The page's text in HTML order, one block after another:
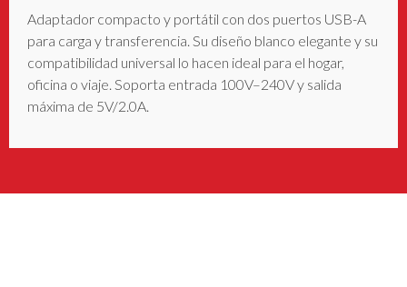
Adaptador compacto y portátil con dos puertos USB-A
para carga y transferencia. Su diseño blanco elegante y su
compatibilidad universal lo hacen ideal para el hogar,
oficina o viaje. Soporta entrada 100V–240V y salida
máxima de 5V/2.0A.